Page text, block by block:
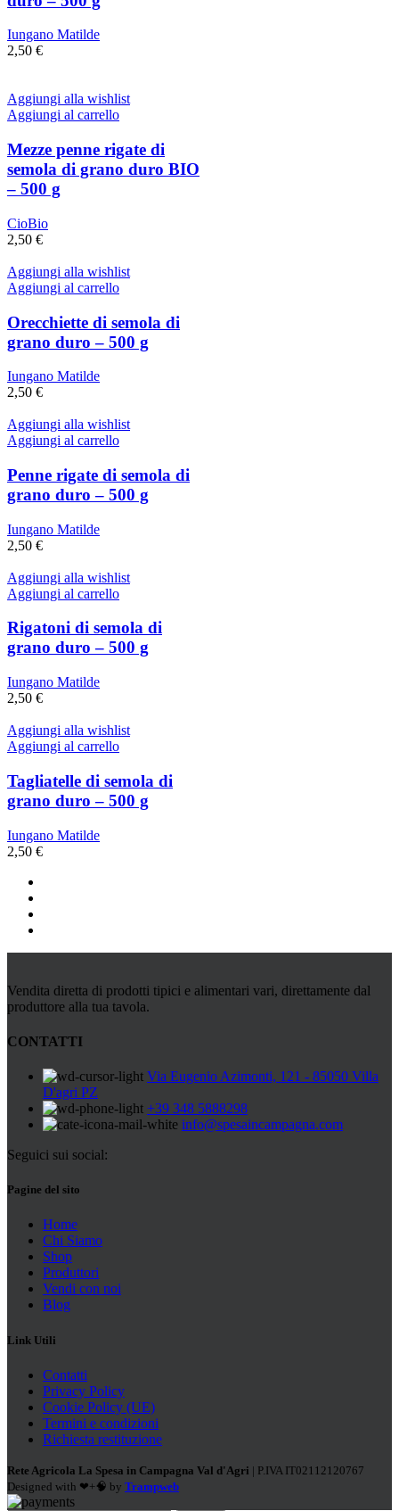
Iungano Matilde
2,50 €
Aggiungi alla wishlist
Aggiungi al carrello
Mezze penne rigate di
semola di grano duro BIO
– 500 g
CioBio
2,50 €
Aggiungi alla wishlist
Aggiungi al carrello
Orecchiette di semola di
grano duro – 500 g
Iungano Matilde
2,50 €
Aggiungi alla wishlist
Aggiungi al carrello
Penne rigate di semola di
grano duro – 500 g
Iungano Matilde
2,50 €
Aggiungi alla wishlist
Aggiungi al carrello
Rigatoni di semola di
grano duro – 500 g
Iungano Matilde
2,50 €
Aggiungi alla wishlist
Aggiungi al carrello
Tagliatelle di semola di
grano duro – 500 g
Iungano Matilde
2,50 €
Vendita diretta di prodotti tipici e alimentari vari, direttamente dal
produttore alla tua tavola.
CONTATTI
Via Eugenio Azimonti, 121 - 85050 Villa
D'agri PZ
+39 348 5888298
info@spesaincampagna.com
Seguici sui social:
Pagine del sito
Home
Chi Siamo
Shop
Produttori
Vendi con noi
Blog
Link Utili
Contatti
Privacy Policy
Cookie Policy (UE)
Termini e condizioni
Richiesta restituzione
Rete Agricola La Spesa in Campagna Val d'Agri | P.IVA IT02112120767
Designed with ❤+🧠 by Trampweb